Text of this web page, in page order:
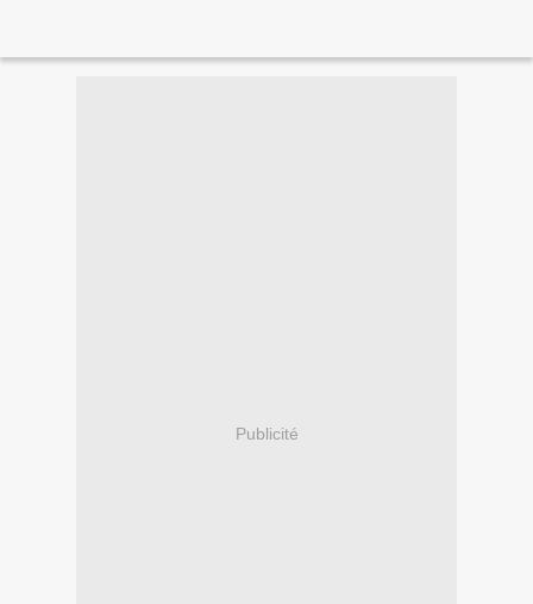
Publicité